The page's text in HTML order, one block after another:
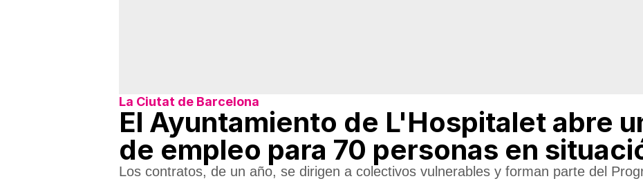
La Ciutat de Barcelona
El Ayuntamiento de L'Hospitalet abre
de empleo para 70 personas en
Los contratos, de un año, se dirigen a colectivos vulnerables y forman parte del